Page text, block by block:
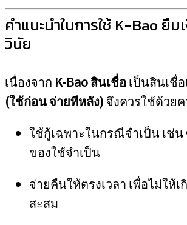
คำแนะนำในการใช้ K-Bao ยืม
วินัย
เนื่องจาก K-Bao สินเชื่อ เป็นสินเชื่
(ใช้ก่อน จ่ายทีหลัง) จึงควรใช้ด้วย
ใช้กู้เฉพาะในกรณีจำเป็น เช่
ของใช้จำเป็น
จ่ายคืนให้ตรงเวลา เพื่อไม่ให้
สะสม